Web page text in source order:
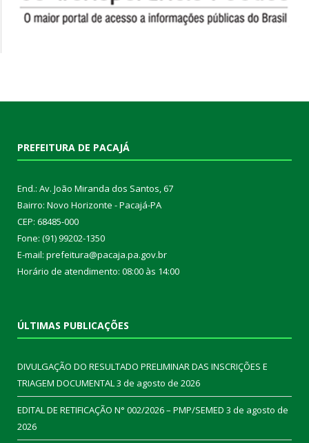
PREFEITURA DE PACAJÁ
End.: Av. João Miranda dos Santos, 67
Bairro: Novo Horizonte - Pacajá-PA
CEP: 68485-000
Fone: (91) 99202-1350
E-mail: prefeitura@pacaja.pa.gov.br
Horário de atendimento: 08:00 às 14:00
ÚLTIMAS PUBLICAÇÕES
DIVULGAÇÃO DO RESULTADO PRELIMINAR DAS INSCRIÇÕES E
TRIAGEM DOCUMENTAL3 de agosto de 2026
EDITAL DE RETIFICAÇÃO N° 002/2026 – PMP/SEMED 3 de agosto de
2026